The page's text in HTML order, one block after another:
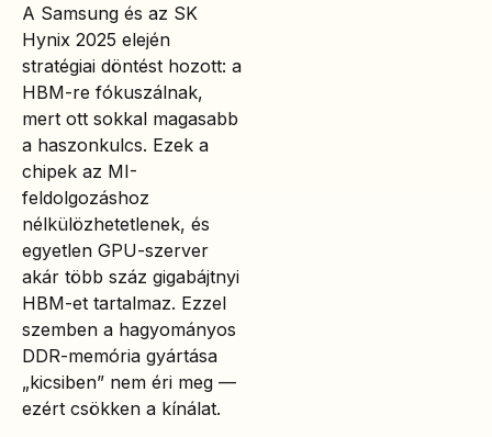
A Samsung és az SK
Hynix 2025 elején
stratégiai döntést hozott: a
HBM-re fókuszálnak,
mert ott sokkal magasabb
a haszonkulcs. Ezek a
chipek az MI-
feldolgozáshoz
nélkülözhetetlenek, és
egyetlen GPU-szerver
akár több száz gigabájtnyi
HBM-et tartalmaz. Ezzel
szemben a hagyományos
DDR-memória gyártása
„kicsiben” nem éri meg —
ezért csökken a kínálat.